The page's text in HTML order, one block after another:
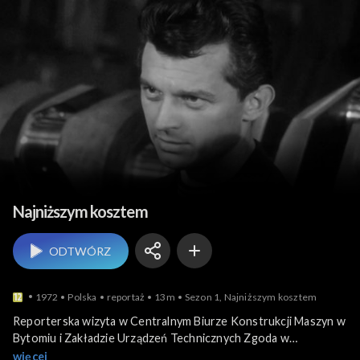
Przemysł i gospodarka
Najniższym kosztem
ODTWÓRZ
1972 Polska reportaż 13m Sezon 1, Najniższym kosztem
Reporterska wizyta w Centralnym Biurze Konstrukcji Maszyn w
Bytomiu i Zakładzie Urządzeń Technicznych Zgoda w
Świętochłowicach w 1972 roku. Problem gospodarowania
więcej